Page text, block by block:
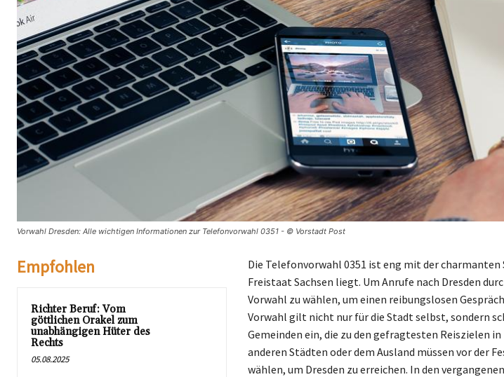
Vorwahl Dresden: Alle wichtigen Informationen zur Telefonvorwahl 0351 - © Vorstadt Post
Empfohlen
Richter Beruf: Vom
göttlichen Orakel zum
unabhängigen Hüter des
Rechts
05.08.2025
Die Telefonvorwahl 0351 ist eng mit der charmanten
Freistaat Sachsen liegt. Um Anrufe nach Dresden
Vorwahl zu wählen, um einen reibungslosen
Vorwahl gilt nicht nur für die Stadt selbst, sondern
Gemeinden ein, die zu den gefragtesten Reiszielen
anderen Städten oder dem Ausland müssen vor der
wählen, um Dresden zu erreichen. In den